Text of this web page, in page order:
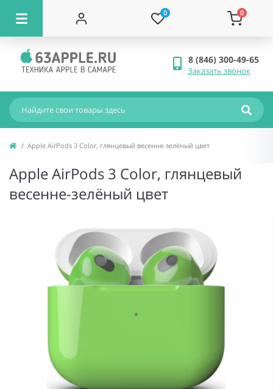
0 0
8 (846) 300-49-65
Заказать звонок
Apple AirPods 3 Color, глянцевый весенне-зелёный цвет
Apple AirPods 3 Color, глянцевый
весенне-зелёный цвет